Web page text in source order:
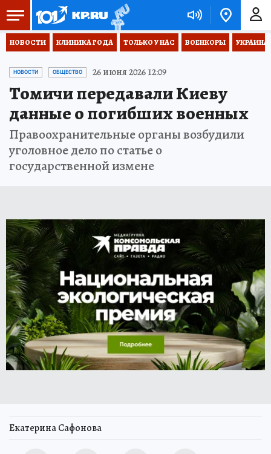
НОВОСТИ КЛИНИКА ГОДА ТОЛЬКО У НАС ВОЕНКОРЫ
НОВОСТИ ОБЩЕСТВО 26 июня 2026 12:09
Томичи передавали Киеву
данные о погибших военных
Правоохранительные органы возбудили
уголовное дело по статье о
государственной измене
Екатерина Сафонова